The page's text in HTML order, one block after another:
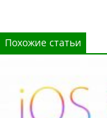
Похожие статьи